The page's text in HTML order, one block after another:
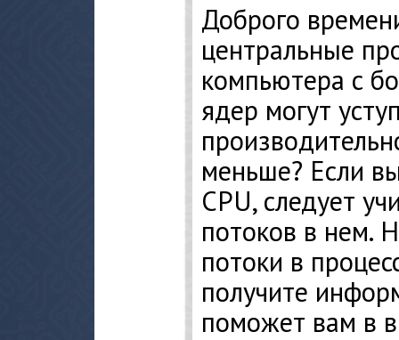
Доброго
центральные
компьютера с
ядер могут
меньше? Если
CPU, следует
потоков в нем.
потоки в
получите
поможет вам в